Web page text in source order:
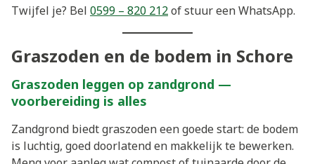
Twijfel je? Bel 0599 – 820 212of stuur een WhatsApp.
Graszoden en de bodem in Schore
Graszoden leggen op zandgrond —
voorbereiding is alles
Zandgrond biedt graszoden een goede start: de bodem
is luchtig, goed doorlatend en makkelijk te bewerken.